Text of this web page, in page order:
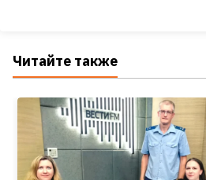
Читайте также